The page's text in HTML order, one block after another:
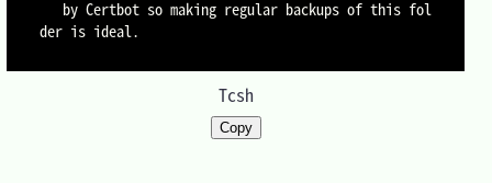
der is ideal.
Tcsh
Copy